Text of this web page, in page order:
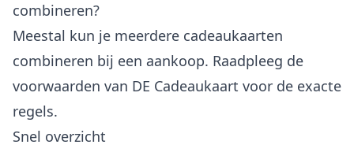
combineren?
Meestal kun je meerdere cadeaukaarten
combineren bij een aankoop. Raadpleeg de
voorwaarden van DE Cadeaukaart voor de exacte
regels.
Snel overzicht